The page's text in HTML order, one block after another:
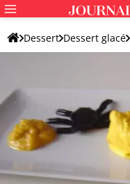
Dessert Dessert glacé